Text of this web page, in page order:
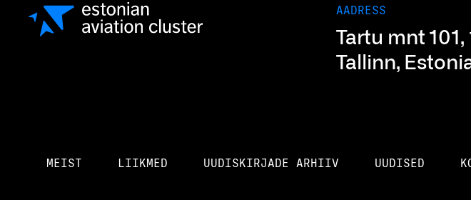
AADRESS
Tartu mnt 101,
Tallinn,
MEIST LIIKMED UUDISKIRJADE ARHIIV UUDISED